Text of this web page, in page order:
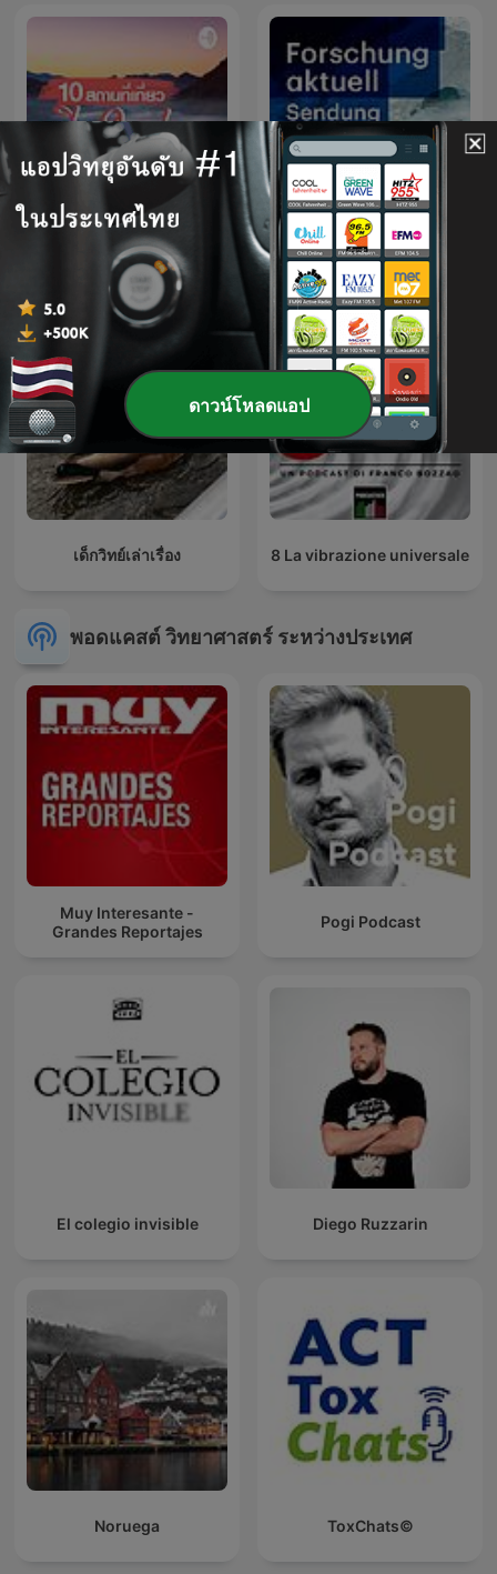
ท่องเที่ยวกับเชียงใหม่ Forschung aktuell
เด็กวิทย์เล่าเรื่อง 8 La vibrazione universale
พอดแคสต์ วิทยาศาสตร์ ระหว่างประเทศ
Muy Interesante -
Grandes Reportajes
Pogi Podcast
El colegio invisible Diego Ruzzarin
Noruega ToxChats©
ดาวน์โหลดแอป